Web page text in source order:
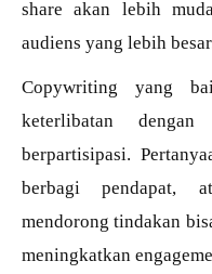
share akan lebih
audiens yang lebih
Copywriting yang
keterlibatan
berpartisipasi.
berbagi pendapat,
mendorong tindakan
meningkatkan